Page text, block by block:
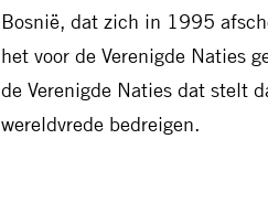
Bosnië, dat zich in 1995
het voor de Verenigde Naties
de Verenigde Naties dat stelt
wereldvrede bedreigen.